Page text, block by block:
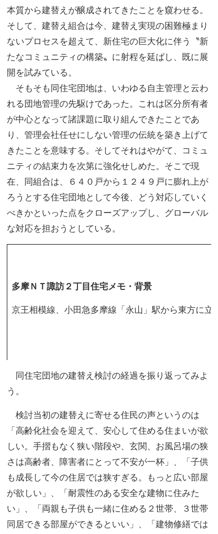
本質から建替えが醸成されてきたことを窺わせる。
そして、建替え組合は今、建替え実現の困難極まり
ないプロセスを超えて、新住宅の巨大化に伴う〝新
たなコミュニティの構築〟に射程を延ばし、既に展
開を試みている。
そもそも同住宅団地は、いわゆる自主管理と云わ
れる団地管理の先駆けであった。これは区分所有者
が中心となって諸課題に取り組んできたことであ
り、管理会社任せにしない管理の伝統を築き上げて
きたことを意味する。そしてそれはやがて、コミュ
ニティの結束力を次第に強化せしめた。そこで現
在、同組合は、６４０戸から１２４９戸に膨れ上が
ろうとする住宅団地として今後、どう対応していく
べきかといった点をクローズアップし、グローバル
な対応を担おうとしている。
多摩ＮＴ諏訪２丁目住宅メモ・背景
京王相模線、小田急多摩線「永山」駅から東方に
同住宅団地の建替え検討の経過を振り返ってみよ
う。
検討当初の建替えに寄せる住民の声というのは
「高齢化社会を迎えて、安心して住める住まいが欲
しい。手摺もなく狭い階段や、玄関、お風呂場の狭
さは高齢者、障害者にとって不安が一杯」、「子供
も成長して今の住居では狭すぎる。もっと広い部屋
が欲しい」、「耐震性のある安全な建物に住みた
い」、「両親も子供も一緒に住める２世帯、３世帯
同居できる部屋ができるといい」、「建物修繕では